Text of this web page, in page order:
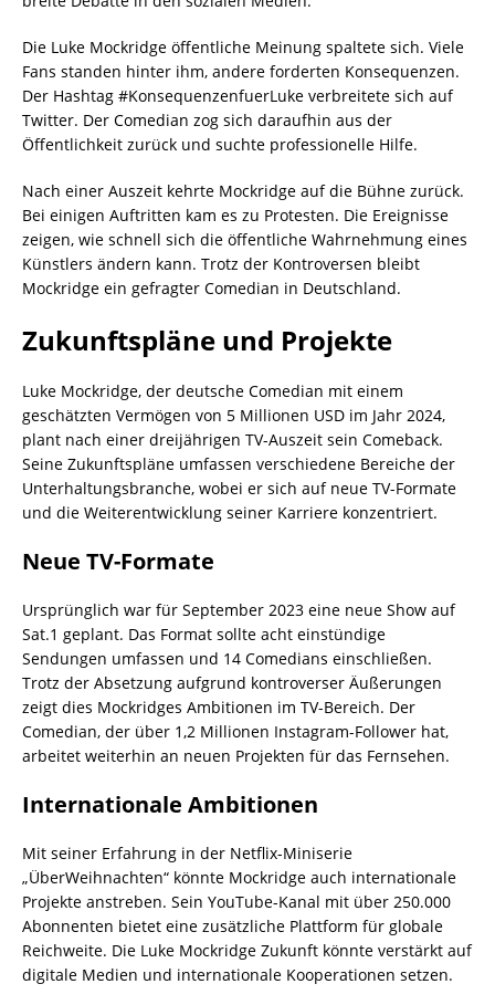
Die Luke Mockridge öffentliche Meinung spaltete sich. Viele
Fans standen hinter ihm, andere forderten Konsequenzen.
Der Hashtag #KonsequenzenfuerLuke verbreitete sich auf
Twitter. Der Comedian zog sich daraufhin aus der
Öffentlichkeit zurück und suchte professionelle Hilfe.
Nach einer Auszeit kehrte Mockridge auf die Bühne zurück.
Bei einigen Auftritten kam es zu Protesten. Die Ereignisse
zeigen, wie schnell sich die öffentliche Wahrnehmung eines
Künstlers ändern kann. Trotz der Kontroversen bleibt
Mockridge ein gefragter Comedian in Deutschland.
Zukunftspläne und Projekte
Luke Mockridge, der deutsche Comedian mit einem
geschätzten Vermögen von 5 Millionen USD im Jahr 2024,
plant nach einer dreijährigen TV-Auszeit sein Comeback.
Seine Zukunftspläne umfassen verschiedene Bereiche der
Unterhaltungsbranche, wobei er sich auf neue TV-Formate
und die Weiterentwicklung seiner Karriere konzentriert.
Neue TV-Formate
Ursprünglich war für September 2023 eine neue Show auf
Sat.1 geplant. Das Format sollte acht einstündige
Sendungen umfassen und 14 Comedians einschließen.
Trotz der Absetzung aufgrund kontroverser Äußerungen
zeigt dies Mockridges Ambitionen im TV-Bereich. Der
Comedian, der über 1,2 Millionen Instagram-Follower hat,
arbeitet weiterhin an neuen Projekten für das Fernsehen.
Internationale Ambitionen
Mit seiner Erfahrung in der Netflix-Miniserie
„ÜberWeihnachten“ könnte Mockridge auch internationale
Projekte anstreben. Sein YouTube-Kanal mit über 250.000
Abonnenten bietet eine zusätzliche Plattform für globale
Reichweite. Die Luke Mockridge Zukunft könnte verstärkt auf
digitale Medien und internationale Kooperationen setzen.